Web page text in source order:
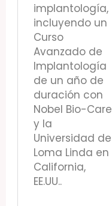
implantología,
incluyendo un
Curso
Avanzado de
Implantología
de un año de
duración con
Nobel Bio-Care
y la
Universidad de
Loma Linda en
California,
EE.UU..